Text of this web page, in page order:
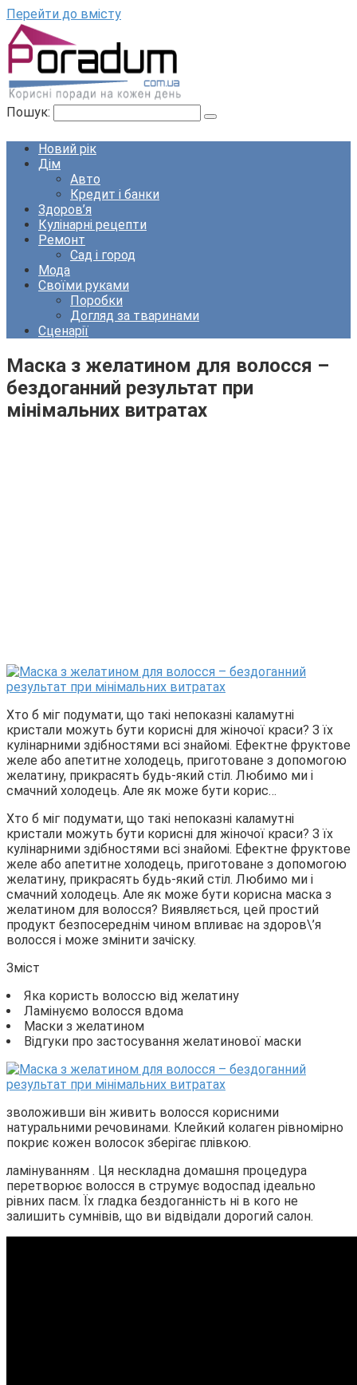
Перейти до вмісту
Пошук:
Новий рік
Дім
Авто
Кредит і банки
Здоров’я
Кулінарні рецепти
Ремонт
Сад і город
Мода
Своїми руками
Поробки
Догляд за тваринами
Сценарії
Маска з желатином для волосся –
бездоганний результат при
мінімальних витратах
Хто б міг подумати, що такі непоказні каламутні
кристали можуть бути корисні для жіночої краси? З їх
кулінарними здібностями всі знайомі. Ефектне фруктове
желе або апетитне холодець, приготоване з допомогою
желатину, прикрасять будь-який стіл. Любимо ми і
смачний холодець. Але як може бути корис…
Хто б міг подумати, що такі непоказні каламутні
кристали можуть бути корисні для жіночої краси? З їх
кулінарними здібностями всі знайомі. Ефектне фруктове
желе або апетитне холодець, приготоване з допомогою
желатину, прикрасять будь-який стіл. Любимо ми і
смачний холодець. Але як може бути корисна маска з
желатином для волосся? Виявляється, цей простий
продукт безпосереднім чином впливає на здоров\’я
волосся і може змінити зачіску.
Зміст
Яка користь волоссю від желатину
Ламінуємо волосся вдома
Маски з желатином
Відгуки про застосування желатинової маски
зволоживши він живить волосся корисними
натуральними речовинами. Клейкий колаген рівномірно
покриє кожен волосок зберігає плівкою.
ламінуванням . Ця нескладна домашня процедура
перетворює волосся в струмує водоспад ідеально
рівних пасм. Їх гладка бездоганність ні в кого не
залишить сумнівів, що ви відвідали дорогий салон.